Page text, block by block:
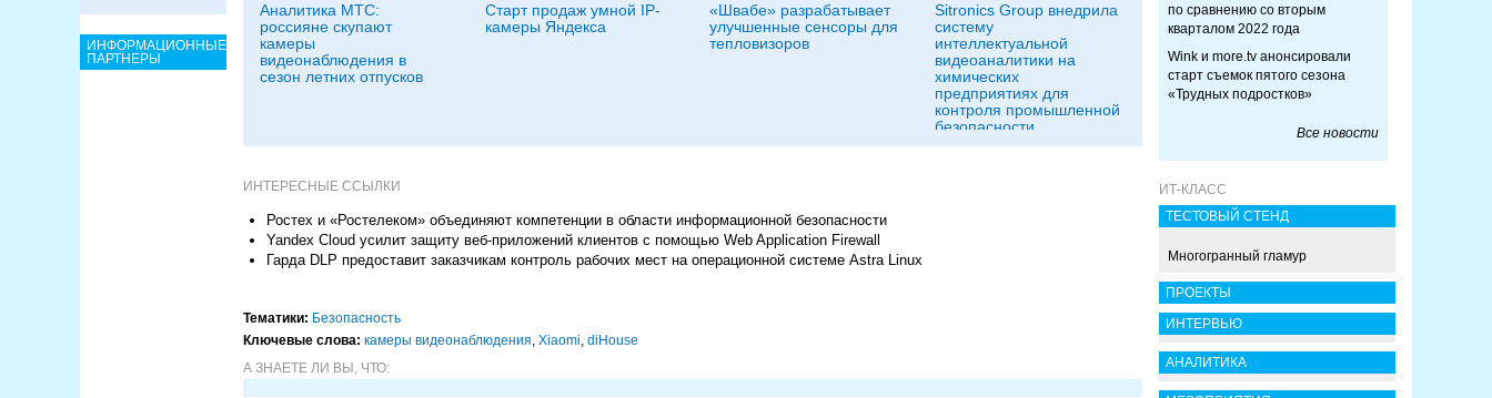
ИНФОРМАЦИОННЫЕ
ПАРТНЕРЫ
Аналитика МТС:
россияне скупают
камеры
видеонаблюдения в
сезон летних отпусков
Старт продаж умной IP-
камеры Яндекса
«Швабе» разрабатывает
улучшенные сенсоры для
тепловизоров
Sitronics Group внедрила
систему
интеллектуальной
видеоаналитики на
химических
предприятиях для
контроля промышленной
безопасности
ИНТЕРЕСНЫЕ ССЫЛКИ
Ростех и «Ростелеком» объединяют компетенции в области информационной безопасности
Yandex Cloud усилит защиту веб-приложений клиентов с помощью Web Application Firewall
Гарда DLP предоставит заказчикам контроль рабочих мест на операционной системе Astra Linux
Тематики: Безопасность
Ключевые слова: камеры видеонаблюдения, Xiaomi, diHouse
А ЗНАЕТЕ ЛИ ВЫ, ЧТО:
по сравнению со вторым
кварталом 2022 года
Wink и more.tv анонсировали
старт съемок пятого сезона
«Трудных подростков»
Все новости
ИТ-КЛАСС
ТЕСТОВЫЙ СТЕНД
Многогранный гламур
ПРОЕКТЫ
ИНТЕРВЬЮ
АНАЛИТИКА